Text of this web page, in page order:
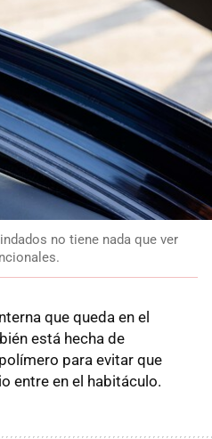
no tiene nada que ver
que queda en el
está hecha de
para evitar que
entre en el habitáculo.